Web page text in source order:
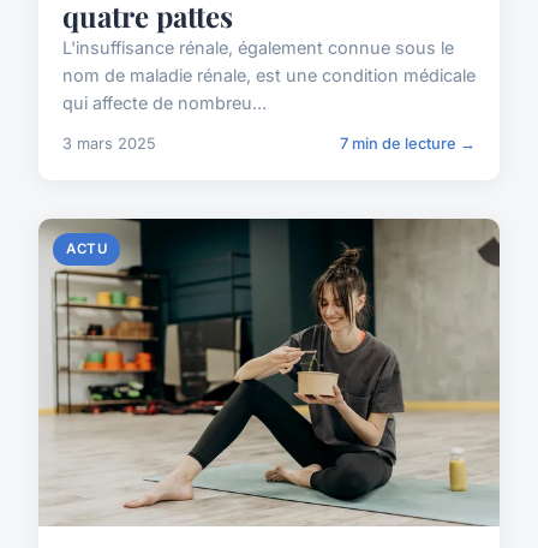
quatre pattes
L'insuffisance rénale, également connue sous le
nom de maladie rénale, est une condition médicale
qui affecte de nombreu...
3 mars 2025 7 min de lecture →
ACTU